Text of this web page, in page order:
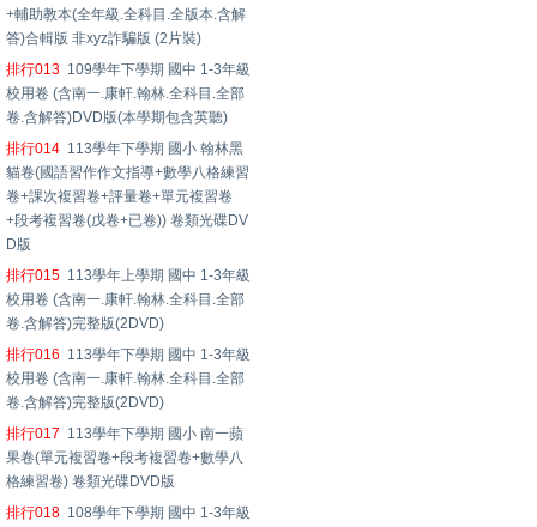
+輔助教本(全年級.全科目.全版本.含解
答)合輯版 非xyz詐騙版 (2片裝)
排行013 109學年下學期 國中 1-3年級
校用卷 (含南一.康軒.翰林.全科目.全部
卷.含解答)DVD版(本學期包含英聽)
排行014 113學年下學期 國小 翰林黑
貓卷(國語習作作文指導+數學八格練習
卷+課次複習卷+評量卷+單元複習卷
+段考複習卷(戊卷+已卷)) 卷類光碟DV
D版
排行015 113學年上學期 國中 1-3年級
校用卷 (含南一.康軒.翰林.全科目.全部
卷.含解答)完整版(2DVD)
排行016 113學年下學期 國中 1-3年級
校用卷 (含南一.康軒.翰林.全科目.全部
卷.含解答)完整版(2DVD)
排行017 113學年下學期 國小 南一蘋
果卷(單元複習卷+段考複習卷+數學八
格練習卷) 卷類光碟DVD版
排行018 108學年下學期 國中 1-3年級